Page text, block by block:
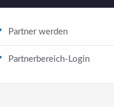
Partner werden
Partnerbereich-Login